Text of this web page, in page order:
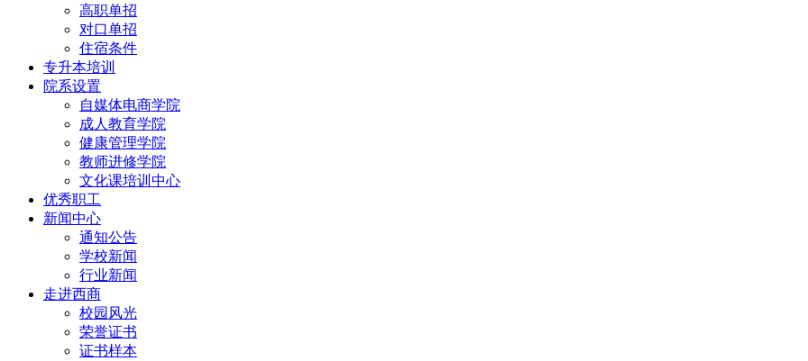
高职单招
对口单招
住宿条件
专升本培训
院系设置
自媒体电商学院
成人教育学院
健康管理学院
教师进修学院
文化课培训中心
优秀职工
新闻中心
通知公告
学校新闻
行业新闻
走进西商
校园风光
荣誉证书
证书样本